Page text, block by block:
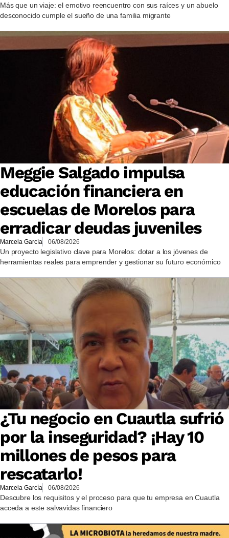
Más que un viaje: el emotivo reencuentro con sus raíces y un abuelo
desconocido cumple el sueño de una familia migrante
Meggie Salgado impulsa
educación financiera en
escuelas de Morelos para
erradicar deudas juveniles
Marcela García 06/08/2026
Un proyecto legislativo clave para Morelos: dotar a los jóvenes de
herramientas reales para emprender y gestionar su futuro económico
¿Tu negocio en Cuautla sufrió
por la inseguridad? ¡Hay 10
millones de pesos para
rescatarlo!
Marcela García 06/08/2026
Descubre los requisitos y el proceso para que tu empresa en Cuautla
acceda a este salvavidas financiero